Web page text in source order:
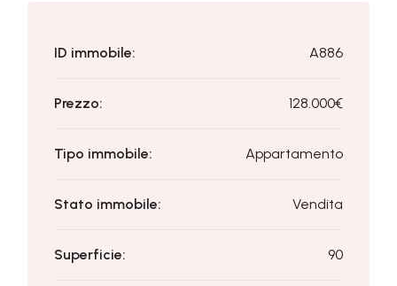
ID immobile: A886
Prezzo: 128.000€
Tipo immobile: Appartamento
Stato immobile: Vendita
Superficie: 90